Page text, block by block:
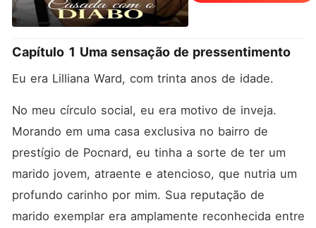
Casei-me com um homem,
sem saber que ele era um
de adoecer por muito tempo,
comecei a desconfiar que
Também descobri que a
apenas para me vigiar. Mais
tarde, cheguei até a
suspeitar que meu filho não
seja realmente meu! Eu me
sentia uma prisioneira dentro
da minha própria casa.
Muitas coisas simplesmente
não faziam sentido. Como
isso aconteceu, você
pergunta? Bem, estou
Capítulo 1 Uma sensação de pressentimento
Eu era Lilliana Ward, com trinta anos de idade.
No meu círculo social, eu era motivo de inveja.
Morando em uma casa exclusiva no bairro de
prestígio de Pocnard, eu tinha a sorte de ter um
marido jovem, atraente e atencioso, que nutria um
profundo carinho por mim. Sua reputação de
marido exemplar era amplamente reconhecida entre